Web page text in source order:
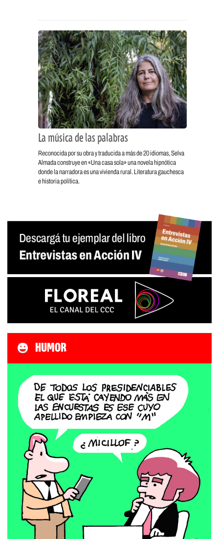
La música de las palabras
Reconocida por su obra y traducida a más de 20 idiomas, Selva
Almada construye en «Una casa sola» una novela hipnótica
donde la narradora es una vivienda rural. Literatura gauchesca
e historia política.
HUMOR